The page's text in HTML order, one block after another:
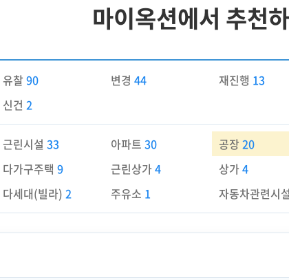
마이옥션에서 추천
유찰 90 변경44 재진행 13
신건 2
근린시설 33 아파트30 공장20
다가구주택 9 근린상가4 상가4
다세대(빌라) 2 주유소 1 자동차관련시설